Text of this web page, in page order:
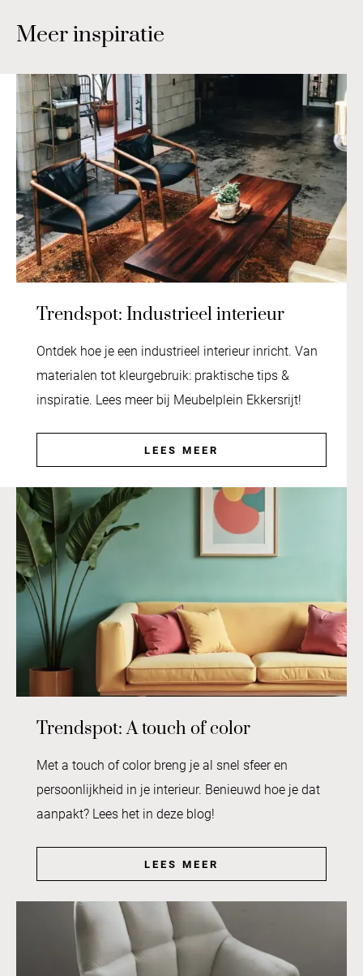
Meer inspiratie
Trendspot: Industrieel interieur
Ontdek hoe je een industrieel interieur inricht. Van
materialen tot kleurgebruik: praktische tips &
inspiratie. Lees meer bij Meubelplein Ekkersrijt!
LEES MEER
Trendspot: A touch of color
Met a touch of color breng je al snel sfeer en
persoonlijkheid in je interieur. Benieuwd hoe je dat
aanpakt? Lees het in deze blog!
LEES MEER